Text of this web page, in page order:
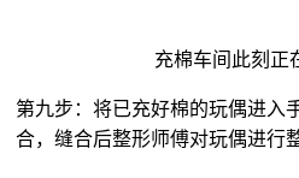
充棉车间此刻正
第九步：将已充好棉的玩偶进入
合，缝合后整形师傅对玩偶进行